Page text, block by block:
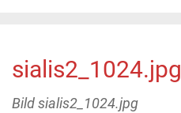
sialis2_1024.jpg
Bild sialis2_1024.jpg